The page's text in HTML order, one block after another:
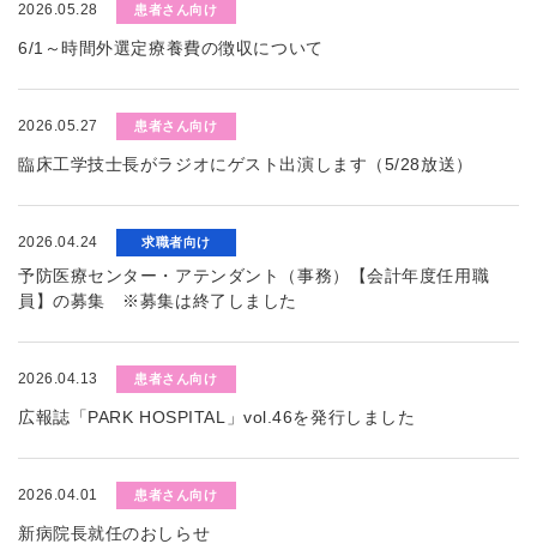
2026.05.28 患者さん向け
6/1～時間外選定療養費の徴収について
2026.05.27 患者さん向け
臨床工学技士長がラジオにゲスト出演します（5/28放送）
2026.04.24 求職者向け
予防医療センター・アテンダント（事務）【会計年度任用職
員】の募集 ※募集は終了しました
2026.04.13 患者さん向け
広報誌「PARK HOSPITAL」vol.46を発行しました
2026.04.01 患者さん向け
新病院長就任のおしらせ